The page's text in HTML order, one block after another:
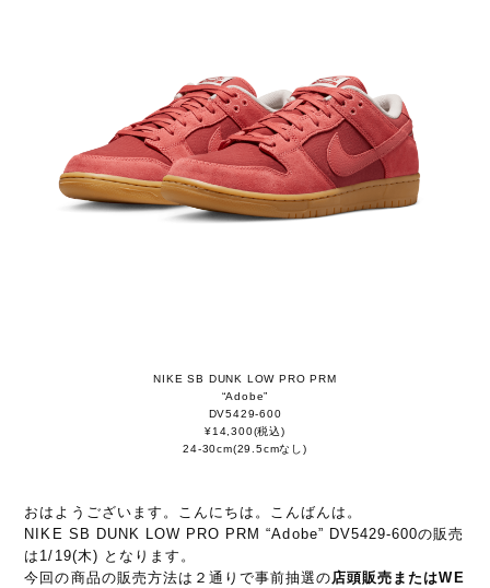
k
NIKE SB DUNK LOW PRO PRM
“Adobe”
DV5429-600
¥14,300(税込)
24-30cm(29.5cmなし)
おはようございます。こんにちは。こんばんは。
NIKE SB DUNK LOW PRO PRM “Adobe” DV5429-600の販売
は1/19(木) となります。
今回の商品の販売方法は２通りで事前抽選の店頭販売またはWE